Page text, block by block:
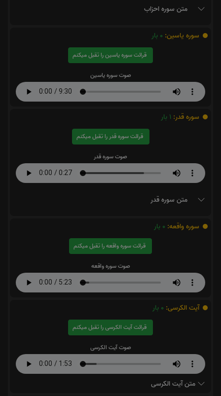
متن سوره احزاب
سوره یاسین: 0 بار
قرائت سوره یاسین را تقبل میکنم
صوت سوره یاسین
سوره قدر: 1 بار
قرائت سوره قدر را تقبل میکنم
صوت سوره قدر
متن سوره قدر
سوره واقعه: 0 بار
قرائت سوره واقعه را تقبل میکنم
صوت سوره واقعه
آیت الکرسی: 0 بار
قرائت آیت الکرسی را تقبل میکنم
صوت آیت الکرسی
متن آیت الکرسی